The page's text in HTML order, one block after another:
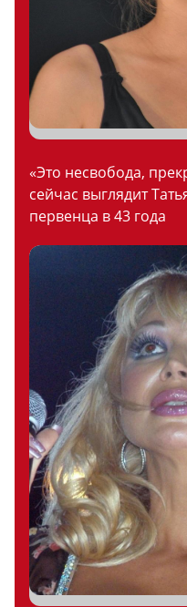
«Это несвобода,
сейчас выглядит
первенца в 43 года